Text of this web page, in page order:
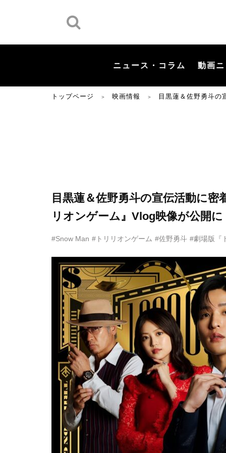
ニュース・コラム 動画
トップページ ＞ 映画情報 ＞ 目黒蓮＆佐野勇斗の
目黒蓮＆佐野勇斗の宣伝活動に
リオンゲーム』Vlog映像が公開に
#Snow Man #トリリオンゲーム #佐野勇斗 #劇場版『